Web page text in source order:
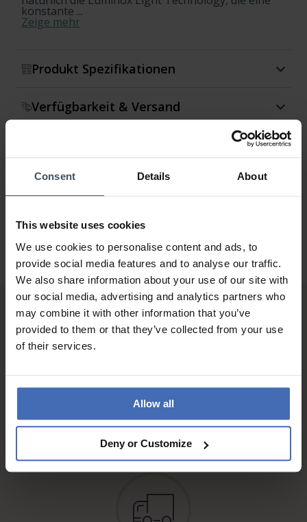
Consent Details About
This website uses cookies
We use cookies to personalise content and ads, to
provide social media features and to analyse our traffic.
We also share information about your use of our site with
our social media, advertising and analytics partners who
may combine it with other information that you’ve
provided to them or that they’ve collected from your use
of their services.
Allow all
Deny or Customize
konstante ...
Zeige mehr
Produkt Spezifikationen
Verfügbarkeit & Versand
Garantie
Rechnung & Ratenzahlung bis
info